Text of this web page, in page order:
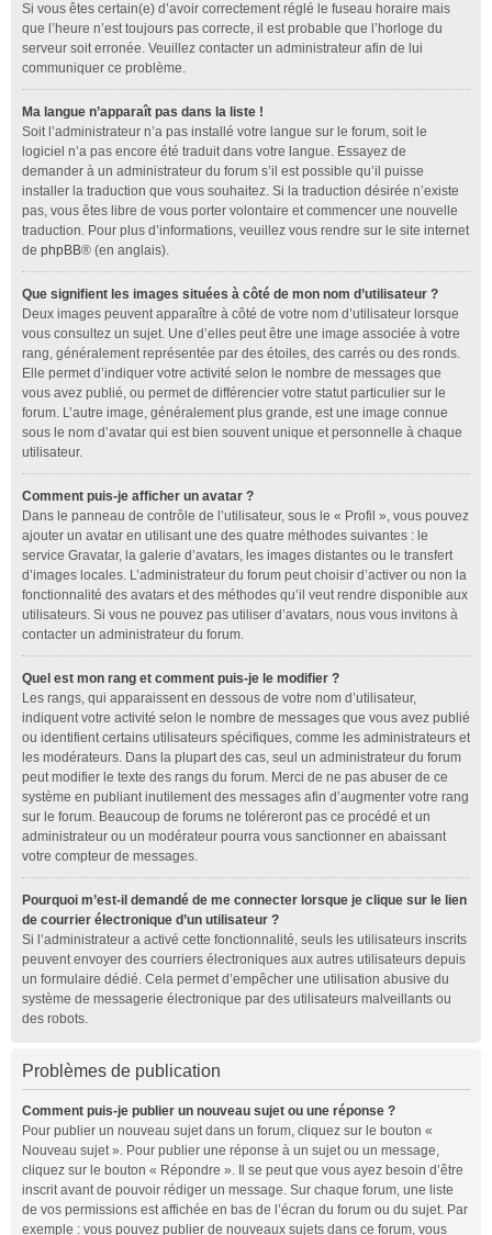
Si vous êtes certain(e) d’avoir correctement réglé le fuseau horaire mais
que l’heure n’est toujours pas correcte, il est probable que l’horloge du
serveur soit erronée. Veuillez contacter un administrateur afin de lui
communiquer ce problème.
Ma langue n’apparaît pas dans la liste !
Soit l’administrateur n’a pas installé votre langue sur le forum, soit le
logiciel n’a pas encore été traduit dans votre langue. Essayez de
demander à un administrateur du forum s’il est possible qu’il puisse
installer la traduction que vous souhaitez. Si la traduction désirée n’existe
pas, vous êtes libre de vous porter volontaire et commencer une nouvelle
traduction. Pour plus d’informations, veuillez vous rendre sur le site internet
de phpBB® (en anglais).
Que signifient les images situées à côté de mon nom d’utilisateur ?
Deux images peuvent apparaître à côté de votre nom d’utilisateur lorsque
vous consultez un sujet. Une d’elles peut être une image associée à votre
rang, généralement représentée par des étoiles, des carrés ou des ronds.
Elle permet d’indiquer votre activité selon le nombre de messages que
vous avez publié, ou permet de différencier votre statut particulier sur le
forum. L’autre image, généralement plus grande, est une image connue
sous le nom d’avatar qui est bien souvent unique et personnelle à chaque
utilisateur.
Comment puis-je afficher un avatar ?
Dans le panneau de contrôle de l’utilisateur, sous le « Profil », vous pouvez
ajouter un avatar en utilisant une des quatre méthodes suivantes : le
service Gravatar, la galerie d’avatars, les images distantes ou le transfert
d’images locales. L’administrateur du forum peut choisir d’activer ou non la
fonctionnalité des avatars et des méthodes qu’il veut rendre disponible aux
utilisateurs. Si vous ne pouvez pas utiliser d’avatars, nous vous invitons à
contacter un administrateur du forum.
Quel est mon rang et comment puis-je le modifier ?
Les rangs, qui apparaissent en dessous de votre nom d’utilisateur,
indiquent votre activité selon le nombre de messages que vous avez publié
ou identifient certains utilisateurs spécifiques, comme les administrateurs et
les modérateurs. Dans la plupart des cas, seul un administrateur du forum
peut modifier le texte des rangs du forum. Merci de ne pas abuser de ce
système en publiant inutilement des messages afin d’augmenter votre rang
sur le forum. Beaucoup de forums ne toléreront pas ce procédé et un
administrateur ou un modérateur pourra vous sanctionner en abaissant
votre compteur de messages.
Pourquoi m’est-il demandé de me connecter lorsque je clique sur le lien
de courrier électronique d’un utilisateur ?
Si l’administrateur a activé cette fonctionnalité, seuls les utilisateurs inscrits
peuvent envoyer des courriers électroniques aux autres utilisateurs depuis
un formulaire dédié. Cela permet d’empêcher une utilisation abusive du
système de messagerie électronique par des utilisateurs malveillants ou
des robots.
Problèmes de publication
Comment puis-je publier un nouveau sujet ou une réponse ?
Pour publier un nouveau sujet dans un forum, cliquez sur le bouton «
Nouveau sujet ». Pour publier une réponse à un sujet ou un message,
cliquez sur le bouton « Répondre ». Il se peut que vous ayez besoin d’être
inscrit avant de pouvoir rédiger un message. Sur chaque forum, une liste
de vos permissions est affichée en bas de l’écran du forum ou du sujet. Par
exemple : vous pouvez publier de nouveaux sujets dans ce forum, vous